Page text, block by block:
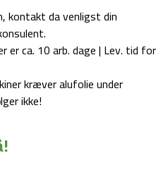
kontakt da venligst din
er ca. 10 arb. dage | Lev. tid for
kræver alufolie under
ikke!